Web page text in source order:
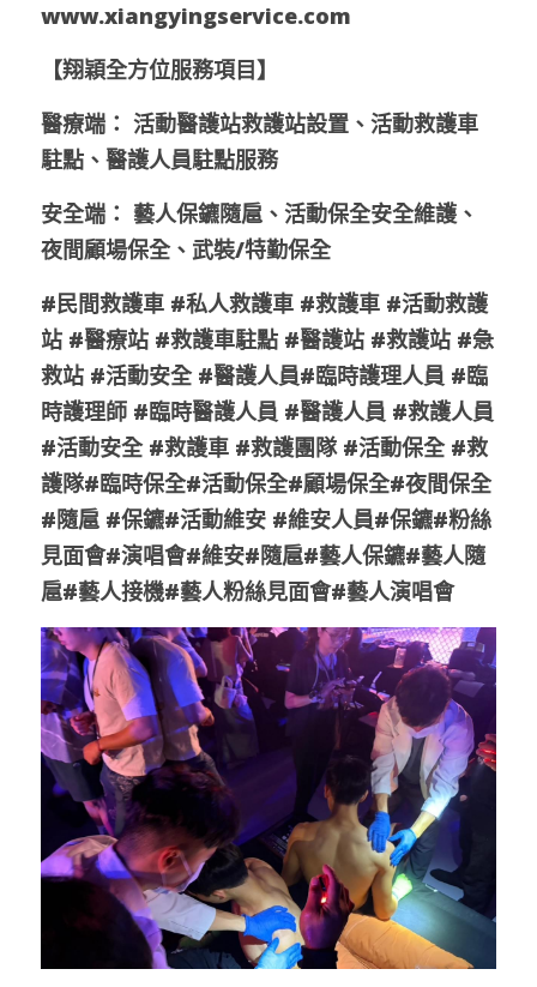
www.xiangyingservice.com
【翔穎全方位服務項目】
醫療端： 活動醫護站救護站設置、活動救護車
駐點、醫護人員駐點服務
安全端： 藝人保鑣隨扈、活動保全安全維護、
夜間顧場保全、武裝/特勤保全
#民間救護車 #私人救護車 #救護車 #活動救護
站 #醫療站 #救護車駐點 #醫護站 #救護站 #急
救站 #活動安全 #醫護人員#臨時護理人員 #臨
時護理師 #臨時醫護人員 #醫護人員 #救護人員
#活動安全 #救護車 #救護團隊 #活動保全 #救
護隊#臨時保全#活動保全#顧場保全#夜間保全
#隨扈 #保鑣#活動維安 #維安人員#保鑣#粉絲
見面會#演唱會#維安#隨扈#藝人保鑣#藝人隨
扈#藝人接機#藝人粉絲見面會#藝人演唱會